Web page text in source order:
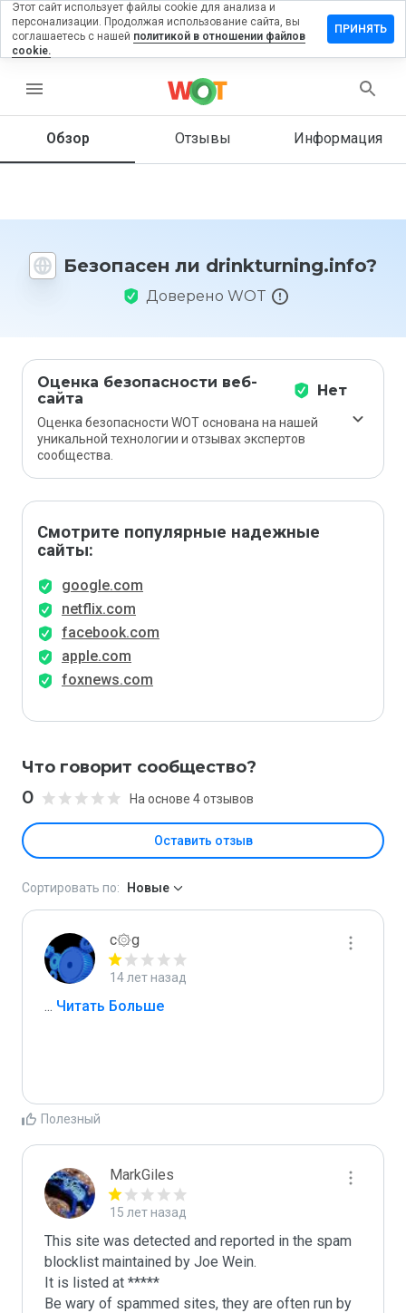
menu
Обзор Отзывы Информация
Безопасен ли drinkturning.info?
Доверено WOT
Оценка безопасности веб-
сайта
Нет
Оценка безопасности WOT основана на нашей
уникальной технологии и отзывах экспертов
сообщества.
Смотрите популярные надежные
сайты:
google.com
netflix.com
facebook.com
apple.com
foxnews.com
Что говорит сообщество?
0 На основе 4 отзывов
Оставить отзыв
на
Как бы
этот
1 до 5?
Сортировать по: Новые
c۞g
14 лет назад
... Читать Больше
Полезный
MarkGiles
15 лет назад
This site was detected and reported in the spam
blocklist maintained by Joe Wein.
It is listed at *****
Be wary of spammed sites, they are often run by
Этот сайт использует файлы cookie для анализа и
персонализации. Продолжая использование сайта, вы
соглашаетесь с нашей политикой в отношении файлов
cookie.
ПРИНЯТЬ